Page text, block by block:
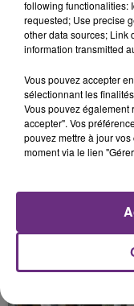
RETROUVÉ
UN
following functionalities:
requested; Use precise
other data sources; Link
information transmitted
Vous pouvez accepter
sélectionnant les
Vous pouvez également
accepter". Vos
pouvez mettre à jour
moment via le lien